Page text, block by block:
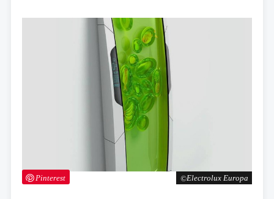
Electrolux Europa
Pinterest